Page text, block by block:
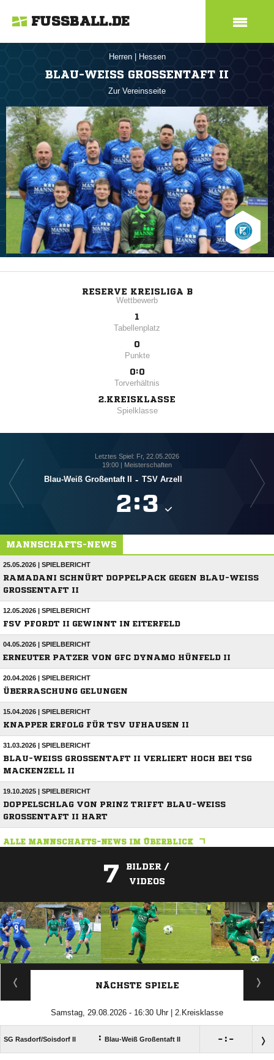
FUSSBALL.DE
Herren Hessen
BLAU-WEISS GROSSENTAFT II
Zur Vereinsseite
RESERVE KREISLIGA B
Wettbewerb
1
Tabellenplatz
0
Punkte
0:0
Torverhältnis
2.KREISKLASSE
Spielklasse
Letztes Spiel: Fr, 22.05.2026
19:00 | Meisterschaften
Blau-Weiß Großentaft II - TSV Arzell
:
MANNSCHAFTS-NEWS
25.05.2026 | SPIELBERICHT
RAMADANI SCHNÜRT DOPPELPACK GEGEN BLAU-WEISS G
ROSSENTAFT II
12.05.2026 | SPIELBERICHT
FSV PFORDT II GEWINNT IN EITERFELD
04.05.2026 | SPIELBERICHT
ERNEUTER PATZER VON GFC DYNAMO HÜNFELD II
20.04.2026 | SPIELBERICHT
ÜBERRASCHUNG GELUNGEN
15.04.2026 | SPIELBERICHT
KNAPPER ERFOLG FÜR TSV UFHAUSEN II
31.03.2026 | SPIELBERICHT
BLAU-WEISS GROSSENTAFT II VERLIERT HOCH BEI TSG MA
CKENZELL II
19.10.2025 | SPIELBERICHT
DOPPELSCHLAG VON PRINZ TRIFFT BLAU-WEISS G
ROSSENTAFT II HART
ALLE MANNSCHAFTS-NEWS IM ÜBERBLICK
7
BILDER /
VIDEOS
ANZEIGE
NÄCHSTE SPIELE
Samstag, 29.08.2026 - 16:30 Uhr | 2.Kreisklasse
SG Rasdorf/​Soisdorf II : Blau-Weiß Großentaft II  : 